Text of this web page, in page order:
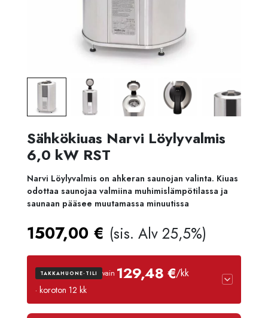
Sähkökiuas Narvi Löylyvalmis
6,0 kW RST
Narvi Löylyvalmis on ahkeran saunojan valinta. Kiuas
odottaa saunojaa valmiina muhimislämpötilassa ja
saunaan pääsee muutamassa minuutissa
1507,00 € (sis. Alv 25,5%)
TAKKAHUONE-TILI vain 129,48 €/kk
· koroton 12 kk